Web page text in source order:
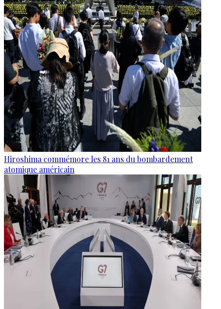
Hiroshima commémore les 81 ans du bombardement
atomique américain